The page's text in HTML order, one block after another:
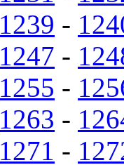
1239 -
1247 -
1255 -
1263 -
1271 -